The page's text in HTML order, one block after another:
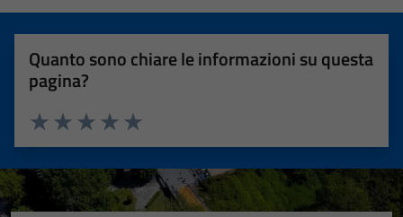
Quanto sono chiare le informazioni su questa
pagina?
Valuta 5 stelle su 5
Valuta 4 stelle su 5
Valuta 3 stelle su 5
Valuta 2 stelle su 5
Valuta 1 stelle su 5